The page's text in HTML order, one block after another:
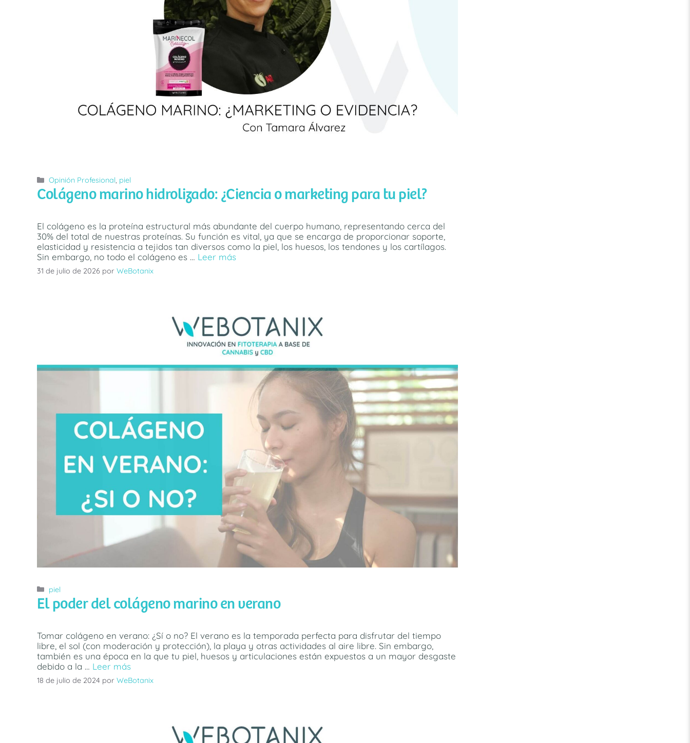
Categorías
Opinión Profesional, piel
Colágeno marino hidrolizado: ¿Ciencia o marketing para tu piel?
El colágeno es la proteína estructural más abundante del cuerpo humano, representando cerca del
30% del total de nuestras proteínas. Su función es vital, ya que se encarga de proporcionar soporte,
elasticidad y resistencia a tejidos tan diversos como la piel, los huesos, los tendones y los cartílagos.
Sin embargo, no todo el colágeno es … Leer más
31 de julio de 2026 por WeBotanix
Categorías
piel
El poder del colágeno marino en verano
Tomar colágeno en verano: ¿Sí o no? El verano es la temporada perfecta para disfrutar del tiempo
libre, el sol (con moderación y protección), la playa y otras actividades al aire libre. Sin embargo,
también es una época en la que tu piel, huesos y articulaciones están expuestos a un mayor desgaste
debido a la … Leer más
18 de julio de 2024 por WeBotanix